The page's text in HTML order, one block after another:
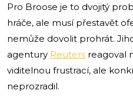
Pro Broose je to dvojitý
hráče, ale musí přestavět
nemůže dovolit prohrát.
agentury Reuters reagoval
viditelnou frustrací, ale
neprozradil.